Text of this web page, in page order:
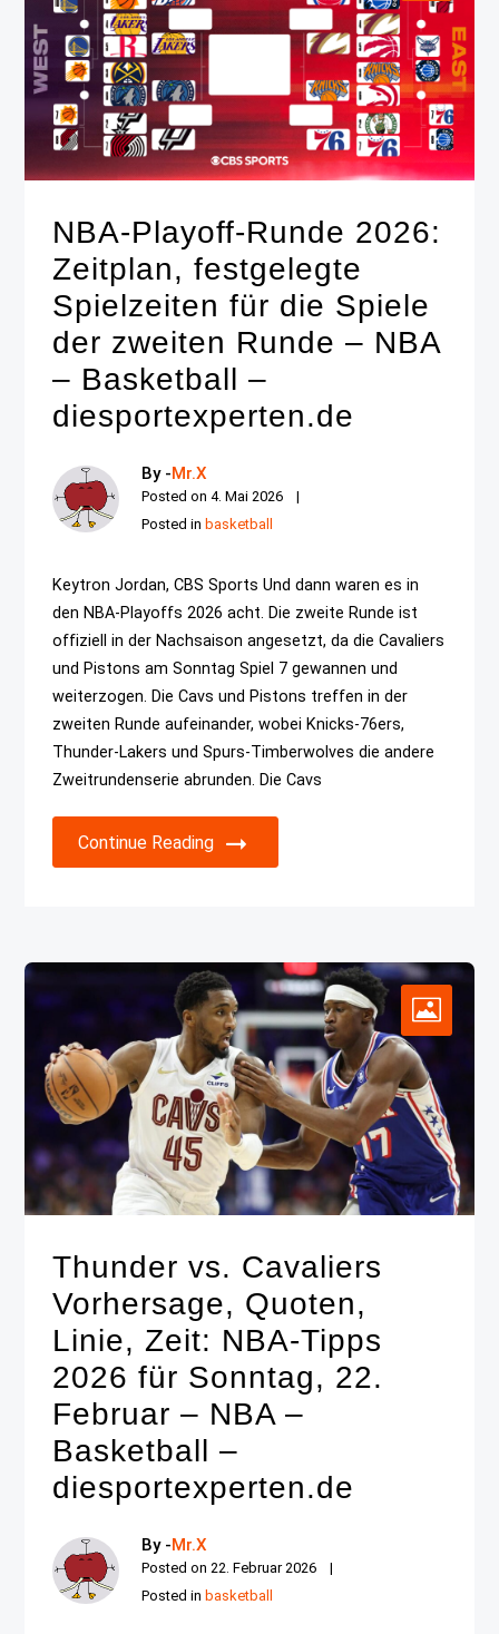
NBA-Playoff-Runde 2026:
Zeitplan, festgelegte
Spielzeiten für die Spiele
der zweiten Runde – NBA
– Basketball –
diesportexperten.de
By -Mr.X
Posted on4. Mai 2026
Posted in basketball
Keytron Jordan, CBS Sports Und dann waren es in
den NBA-Playoffs 2026 acht. Die zweite Runde ist
offiziell in der Nachsaison angesetzt, da die Cavaliers
und Pistons am Sonntag Spiel 7 gewannen und
weiterzogen. Die Cavs und Pistons treffen in der
zweiten Runde aufeinander, wobei Knicks-76ers,
Thunder-Lakers und Spurs-Timberwolves die andere
Zweitrundenserie abrunden. Die Cavs
Continue Reading
Thunder vs. Cavaliers
Vorhersage, Quoten,
Linie, Zeit: NBA-Tipps
2026 für Sonntag, 22.
Februar – NBA –
Basketball –
diesportexperten.de
By -Mr.X
Posted on22. Februar 2026
Posted in basketball